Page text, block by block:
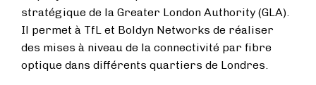
stratégique de la Greater London Authority (GLA).
Il permet à TfL et Boldyn Networks de réaliser
des mises à niveau de la connectivité par fibre
optique dans différents quartiers de Londres.